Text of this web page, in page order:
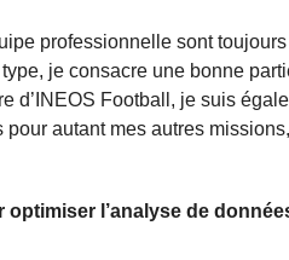
professionnelle sont
je consacre une bonne
d’INEOS Football, je suis
pour autant mes autres
l’analyse de